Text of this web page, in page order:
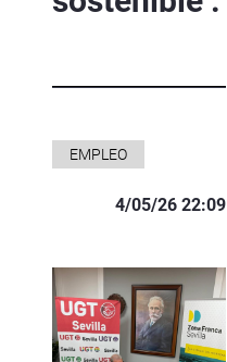
EMPLEO
4/05/26 22:09